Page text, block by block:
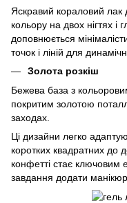
Яскравий кораловий лак
кольору на двох нігтях
доповнюється
точок і ліній для
Золота розкіш
Бежева база з
покритим золотою
заходах.
Ці дизайни легко
коротких квадратних до
конфетті стає ключовим
завдання додати